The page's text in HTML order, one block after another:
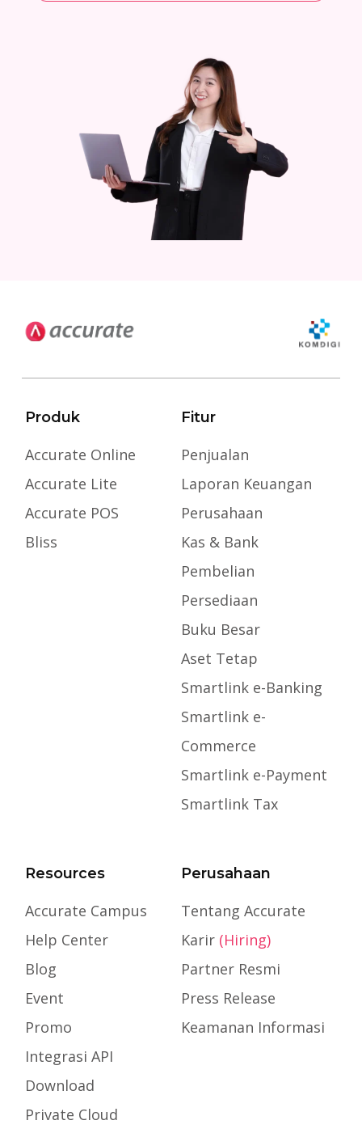
Produk
Accurate Online
Accurate Lite
Accurate POS
Bliss
Fitur
Penjualan
Laporan Keuangan
Perusahaan
Kas & Bank
Pembelian
Persediaan
Buku Besar
Aset Tetap
Smartlink e-Banking
Smartlink e-
Commerce
Smartlink e-Payment
Smartlink Tax
Resources
Accurate Campus
Help Center
Blog
Event
Promo
Integrasi API
Download
Private Cloud
Perusahaan
Tentang Accurate
Karir (Hiring)
Partner Resmi
Press Release
Keamanan Informasi